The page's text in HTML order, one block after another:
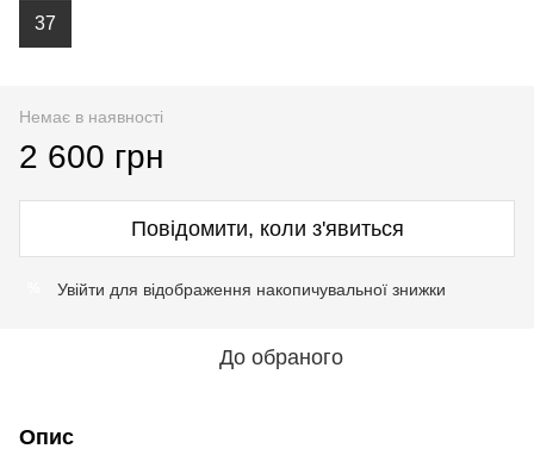
37
Немає в наявності
2 600 грн
Повідомити, коли з'явиться
Увійти для відображення накопичувальної знижки
До обраного
Опис